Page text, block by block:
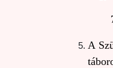
7:30
A